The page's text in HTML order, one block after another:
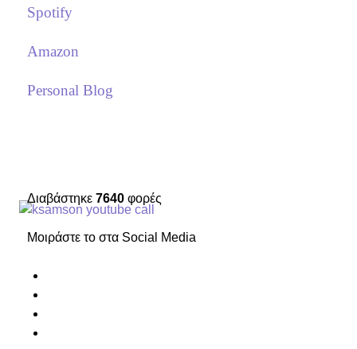
Spotify
Amazon
Personal Blog
Διαβάστηκε 7640 φορές
Μοιράστε το στα Social Media